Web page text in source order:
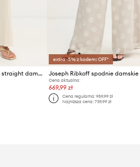
Joseph Ribkoff spodnie straight damskie
extra -5% z kodem: OFF*
Joseph Ribkoff spodnie damskie
Cena aktualna:
669,99 zł
Cena regularna: 959,99 zł
Najniższa cena: 739,99 zł